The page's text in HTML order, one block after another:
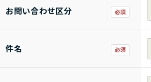
お問い合わせ区分
件名